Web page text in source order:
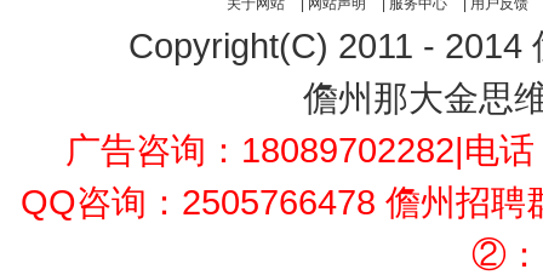
关于网站 网站声明 服务中心 用户反馈
Copyright(C) 2011 - 2014
儋州那大金思
广告咨询：18089702282|电
QQ咨询：2505766478 儋州招
②：